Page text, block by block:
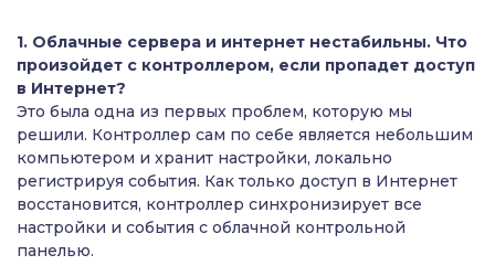
1. Облачные сервера и интернет нестабильны. Что
произойдет с контроллером, если пропадет доступ
в Интернет?
Это была одна из первых проблем, которую мы
решили. Контроллер сам по себе является небольшим
компьютером и хранит настройки, локально
регистрируя события. Как только доступ в Интернет
восстановится, контроллер синхронизирует все
настройки и события с облачной контрольной
панелью.